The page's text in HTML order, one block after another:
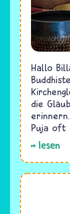
Hallo
die
Puja oft
lesen
Buddhismus